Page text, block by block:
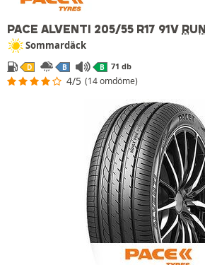
PACE ALVENTI 205/55 R17 91V
Sommardäck
D B B 71 db
4/5 (14 omdöme)